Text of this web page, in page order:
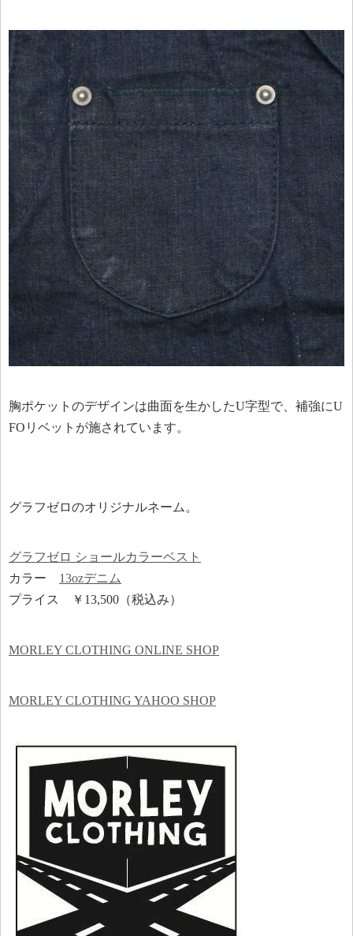
胸ポケットのデザインは曲面を生かしたU字型で、補強にU
FOリベットが施されています。
グラフゼロのオリジナルネーム。
グラフゼロ ショールカラーベスト
カラー 13ozデニム
プライス ￥13,500（税込み）
MORLEY CLOTHING ONLINE SHOP
MORLEY CLOTHING YAHOO SHOP